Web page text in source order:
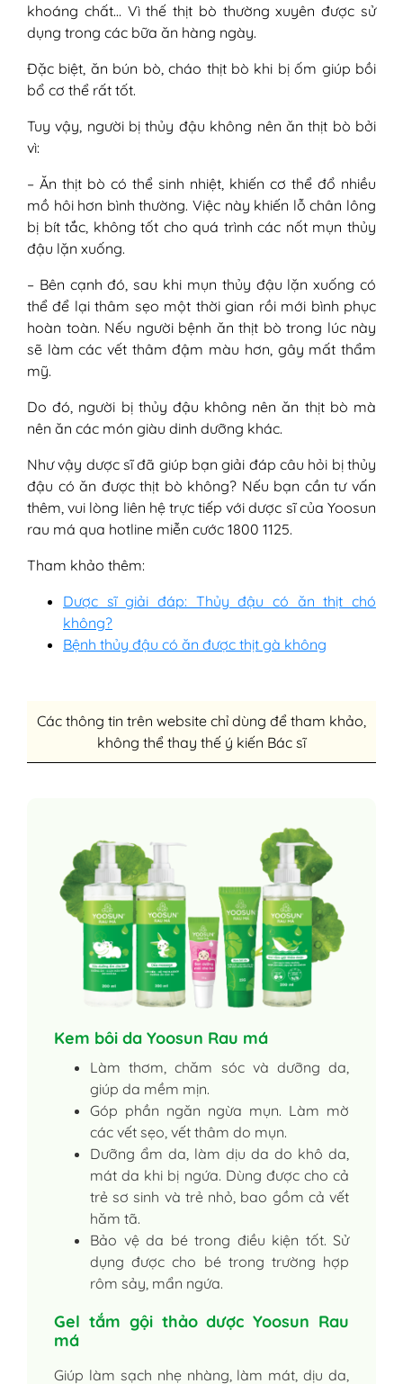
khoáng chất… Vì thế thịt bò thường xuyên được sử
dụng trong các bữa ăn hàng ngày.
Đặc biệt, ăn bún bò, cháo thịt bò khi bị ốm giúp bồi
bổ cơ thể rất tốt.
Tuy vậy, người bị thủy đậu không nên ăn thịt bò bởi
vì:
– Ăn thịt bò có thể sinh nhiệt, khiến cơ thể đổ nhiều
mồ hôi hơn bình thường. Việc này khiến lỗ chân lông
bị bít tắc, không tốt cho quá trình các nốt mụn thủy
đậu lặn xuống.
– Bên cạnh đó, sau khi mụn thủy đậu lặn xuống có
thể để lại thâm sẹo một thời gian rồi mới bình phục
hoàn toàn. Nếu người bệnh ăn thịt bò trong lúc này
sẽ làm các vết thâm đậm màu hơn, gây mất thẩm
mỹ.
Do đó, người bị thủy đậu không nên ăn thịt bò mà
nên ăn các món giàu dinh dưỡng khác.
Như vậy dược sĩ đã giúp bạn giải đáp câu hỏi bị thủy
đậu có ăn được thịt bò không? Nếu bạn cần tư vấn
thêm, vui lòng liên hệ trực tiếp với dược sĩ của Yoosun
rau má qua hotline miễn cước 1800 1125.
Tham khảo thêm:
Dược sĩ giải đáp: Thủy đậu có ăn thịt chó
không?
Bệnh thủy đậu có ăn được thịt gà không
Các thông tin trên website chỉ dùng để tham khảo,
không thể thay thế ý kiến Bác sĩ
Kem bôi da Yoosun Rau má
Làm thơm, chăm sóc và dưỡng da,
giúp da mềm mịn.
Góp phần ngăn ngừa mụn. Làm mờ
các vết sẹo, vết thâm do mụn.
Dưỡng ẩm da, làm dịu da do khô da,
mát da khi bị ngứa. Dùng được cho cả
trẻ sơ sinh và trẻ nhỏ, bao gồm cả vết
hăm tã.
Bảo vệ da bé trong điều kiện tốt. Sử
dụng được cho bé trong trường hợp
rôm sảy, mẩn ngứa.
Gel tắm gội thảo dược Yoosun Rau
má
Giúp làm sạch nhẹ nhàng, làm mát, dịu da,